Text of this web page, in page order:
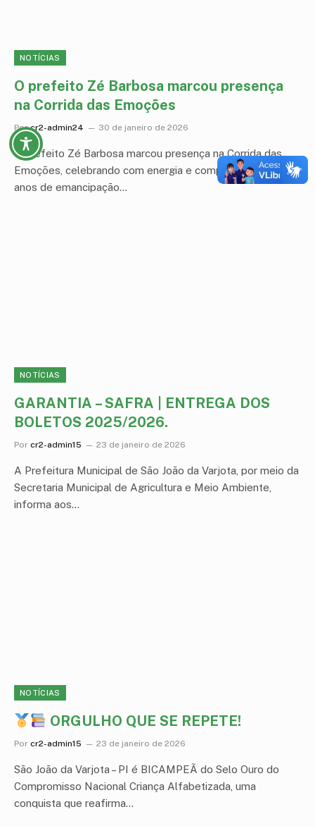
NOTÍCIAS
O prefeito Zé Barbosa marcou presença
na Corrida das Emoções
Por cr2-admin24 30 de janeiro de 2026
O prefeito Zé Barbosa marcou presença na Corrida das
Emoções, celebrando com energia e compromisso os 32
anos de emancipação…
NOTÍCIAS
GARANTIA – SAFRA | ENTREGA DOS
BOLETOS 2025/2026.
Por cr2-admin15 23 de janeiro de 2026
A Prefeitura Municipal de São João da Varjota, por meio da
Secretaria Municipal de Agricultura e Meio Ambiente,
informa aos…
NOTÍCIAS
ORGULHO QUE SE REPETE!
Por cr2-admin15 23 de janeiro de 2026
São João da Varjota – PI é BICAMPEÃ do Selo Ouro do
Compromisso Nacional Criança Alfabetizada, uma
conquista que reafirma…